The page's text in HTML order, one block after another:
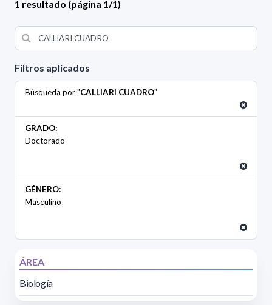
Filtros aplicados
Búsqueda por "CALLIARI CUADRO"
GRADO:
Doctorado
GÉNERO:
Masculino
ÁREA
Biología
1 resultado (página 1/1)